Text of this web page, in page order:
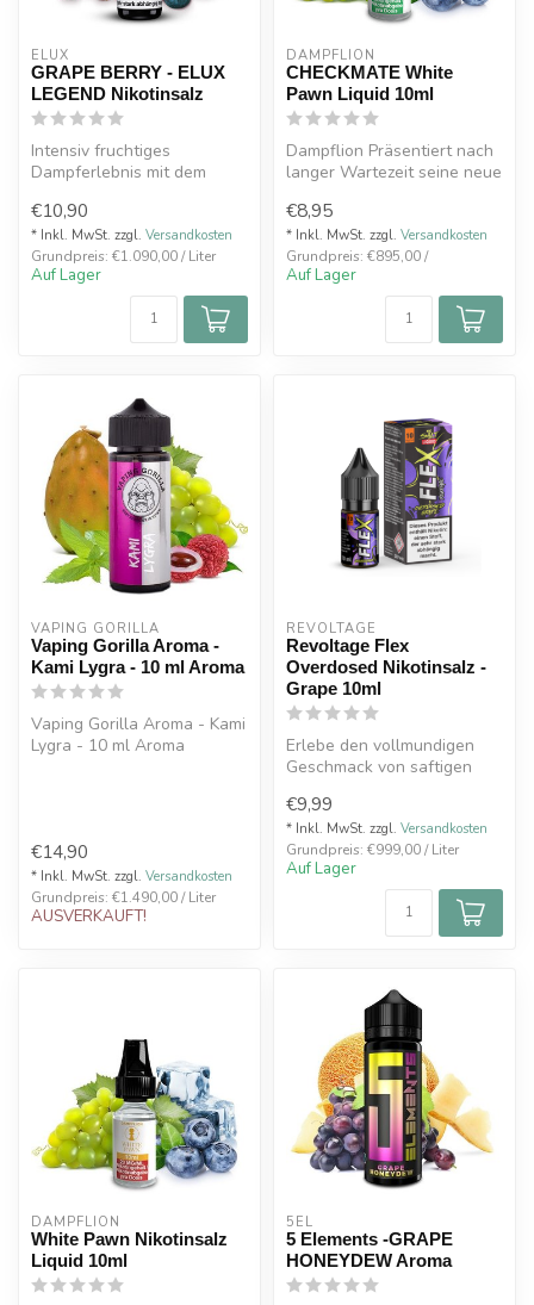
ELUX
GRAPE BERRY - ELUX
LEGEND Nikotinsalz
Intensiv fruchtiges
Dampferlebnis mit dem
das die A...
€10,90
* Inkl. MwSt. zzgl. Versandkosten
Grundpreis: €1.090,00 / Liter
Auf Lager
DAMPFLION
CHECKMATE White
Pawn Liquid 10ml
Dampflion Präsentiert nach
langer Wartezeit seine neue
WHITE PAWN ...
€8,95
* Inkl. MwSt. zzgl. Versandkosten
Grundpreis: €895,00 /
Auf Lager
VAPING GORILLA
Vaping Gorilla Aroma -
Kami Lygra - 10 ml Aroma
Vaping Gorilla Aroma - Kami
Lygra - 10 ml Aroma
€14,90
* Inkl. MwSt. zzgl. Versandkosten
Grundpreis: €1.490,00 / Liter
AUSVERKAUFT!
REVOLTAGE
Revoltage Flex
Overdosed Nikotinsalz -
Grape 10ml
Erlebe den vollmundigen
Geschmack von saftigen
Flex Ov...
€9,99
* Inkl. MwSt. zzgl. Versandkosten
Grundpreis: €999,00 / Liter
Auf Lager
DAMPFLION
White Pawn Nikotinsalz
Liquid 10ml
5EL
5 Elements -GRAPE
HONEYDEW Aroma